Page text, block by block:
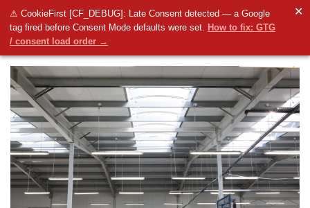
⚠ CookieFirst [CF_DEBUG]: Late Consent detected — a Google
tag fired before Consent Mode defaults were set. How to fix: GTG
/ consent load order →
✕